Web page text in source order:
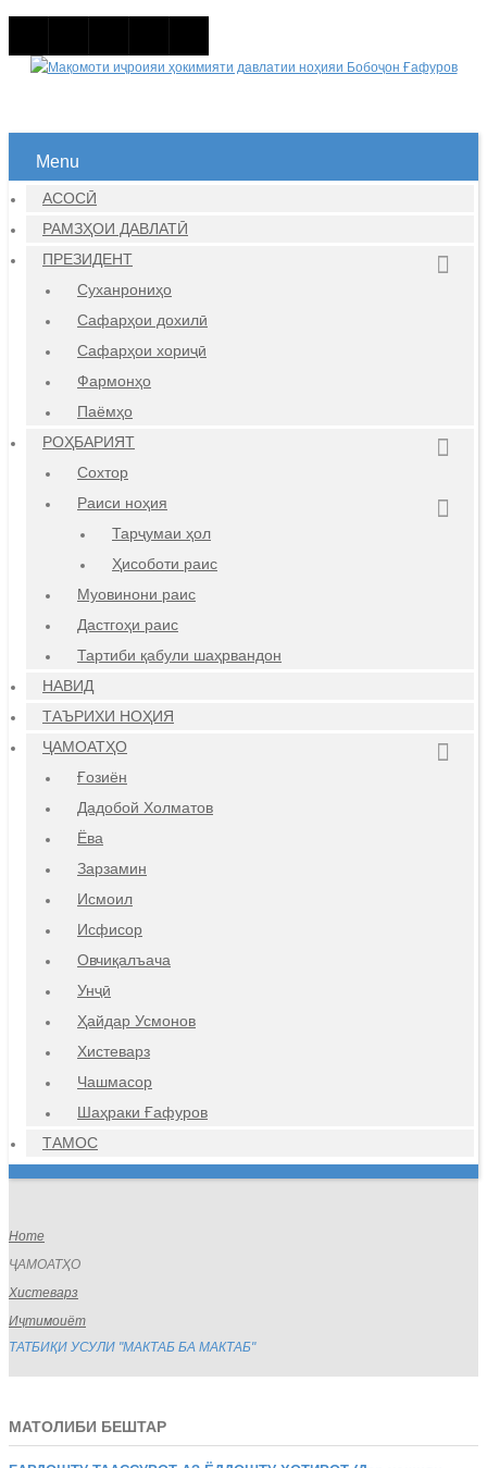
Menu
АСОСӢ
РАМЗҲОИ ДАВЛАТӢ
ПРЕЗИДЕНТ
Суханрониҳо
Сафарҳои дохилӣ
Сафарҳои хориҷӣ
Фармонҳо
Паёмҳо
РОҲБАРИЯТ
Сохтор
Раиси ноҳия
Тарҷумаи ҳол
Ҳисоботи раис
Муовинони раис
Дастгоҳи раис
Тартиби қабули шаҳрвандон
НАВИД
ТАЪРИХИ НОҲИЯ
ҶАМОАТҲО
Ғозиён
Дадобой Холматов
Ёва
Зарзамин
Исмоил
Исфисор
Овчиқалъача
Унҷӣ
Ҳайдар Усмонов
Хистеварз
Чашмасор
Шаҳраки Ғафуров
ТАМОС
Home
ҶАМОАТҲО
Хистеварз
Иҷтимоиёт
ТАТБИҚИ УСУЛИ "МАКТАБ БА МАКТАБ"
МАТОЛИБИ БЕШТАР